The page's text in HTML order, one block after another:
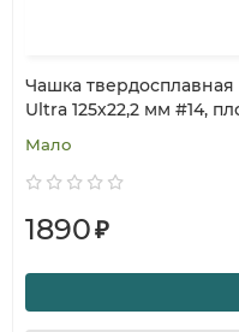
Чашка
Ultra 125х22,2 мм #14,
Мало
1890₽